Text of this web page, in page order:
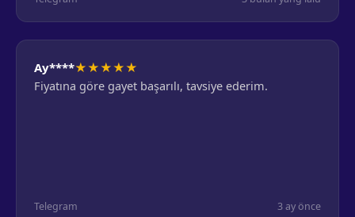
Ay****★★★★★
Fiyatına göre gayet başarılı, tavsiye ederim.
Telegram 3 ay önce